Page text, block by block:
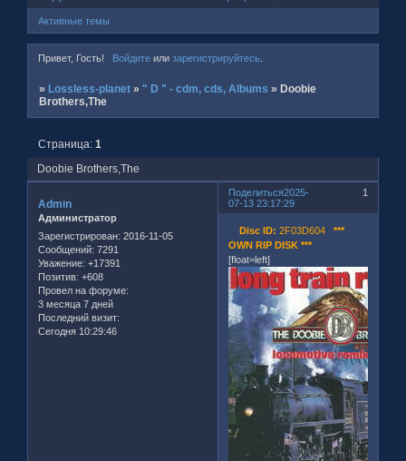
Активные темы
Привет, Гость! Войдитеили зарегистрируйтесь.
» Lossless-planet » " D " - cdm, cds, Albums » Doobie
Brothers,The
Doobie Brothers,The
Страница:1
Поделиться 1
2025-
07-13 23:17:29
Admin
Администратор
Зарегистрирован: 2016-11-05
Сообщений: 7291
Уважение: +17391
Позитив: +608
Провел на форуме:
3 месяца 7 дней
Последний визит:
Сегодня 10:29:46
Disc ID: 2F03D604***
OWN RIP DISK ***
[float=left]